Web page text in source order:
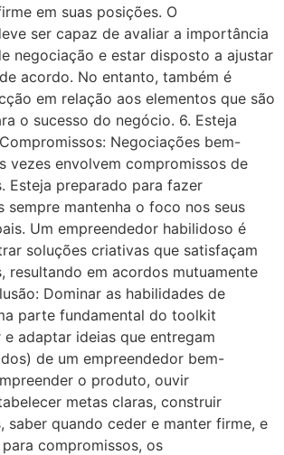
em suas posições. O
ser capaz de avaliar a importância
negociação e estar disposto a ajustar
acordo. No entanto, também é
em relação aos elementos que são
o sucesso do negócio. 6. Esteja
Negociações bem-
vezes envolvem compromissos de
Esteja preparado para fazer
sempre mantenha o foco nos seus
Um empreendedor habilidoso é
soluções criativas que satisfaçam
resultando em acordos mutuamente
Dominar as habilidades de
parte fundamental do toolkit
adaptar ideias que entregam
de um empreendedor bem-
o produto, ouvir
metas claras, construir
saber quando ceder e manter firme, e
compromissos, os